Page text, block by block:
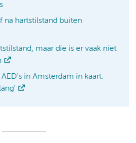
na hartstilstand buiten
maar die is er vaak niet
in Amsterdam in kaart: